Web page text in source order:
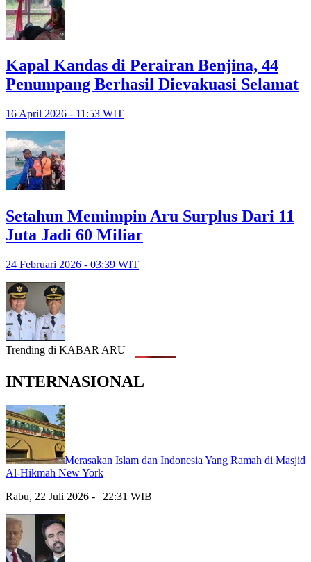
Kapal Kandas di Perairan Benjina, 44
Penumpang Berhasil Dievakuasi Selamat
16 April 2026 - 11:53 WIT
Setahun Memimpin Aru Surplus Dari 11
Juta Jadi 60 Miliar
24 Februari 2026 - 03:39 WIT
Trending di KABAR ARU
INTERNASIONAL
Merasakan Islam dan Indonesia Yang Ramah di Masjid
Al-Hikmah New York
Rabu, 22 Juli 2026 - | 22:31 WIB